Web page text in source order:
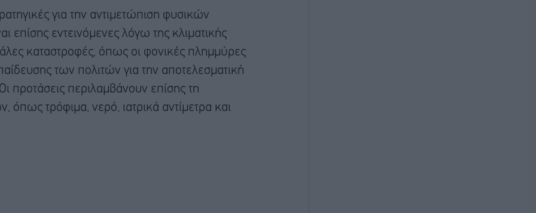
για την αντιμετώπιση φυσικών
εντεινόμενες λόγω της κλιματικής
καταστροφές, όπως οι φονικές πλημμύρες
των πολιτών για την αποτελεσματική
προτάσεις περιλαμβάνουν επίσης τη
τρόφιμα, νερό, ιατρικά αντίμετρα και